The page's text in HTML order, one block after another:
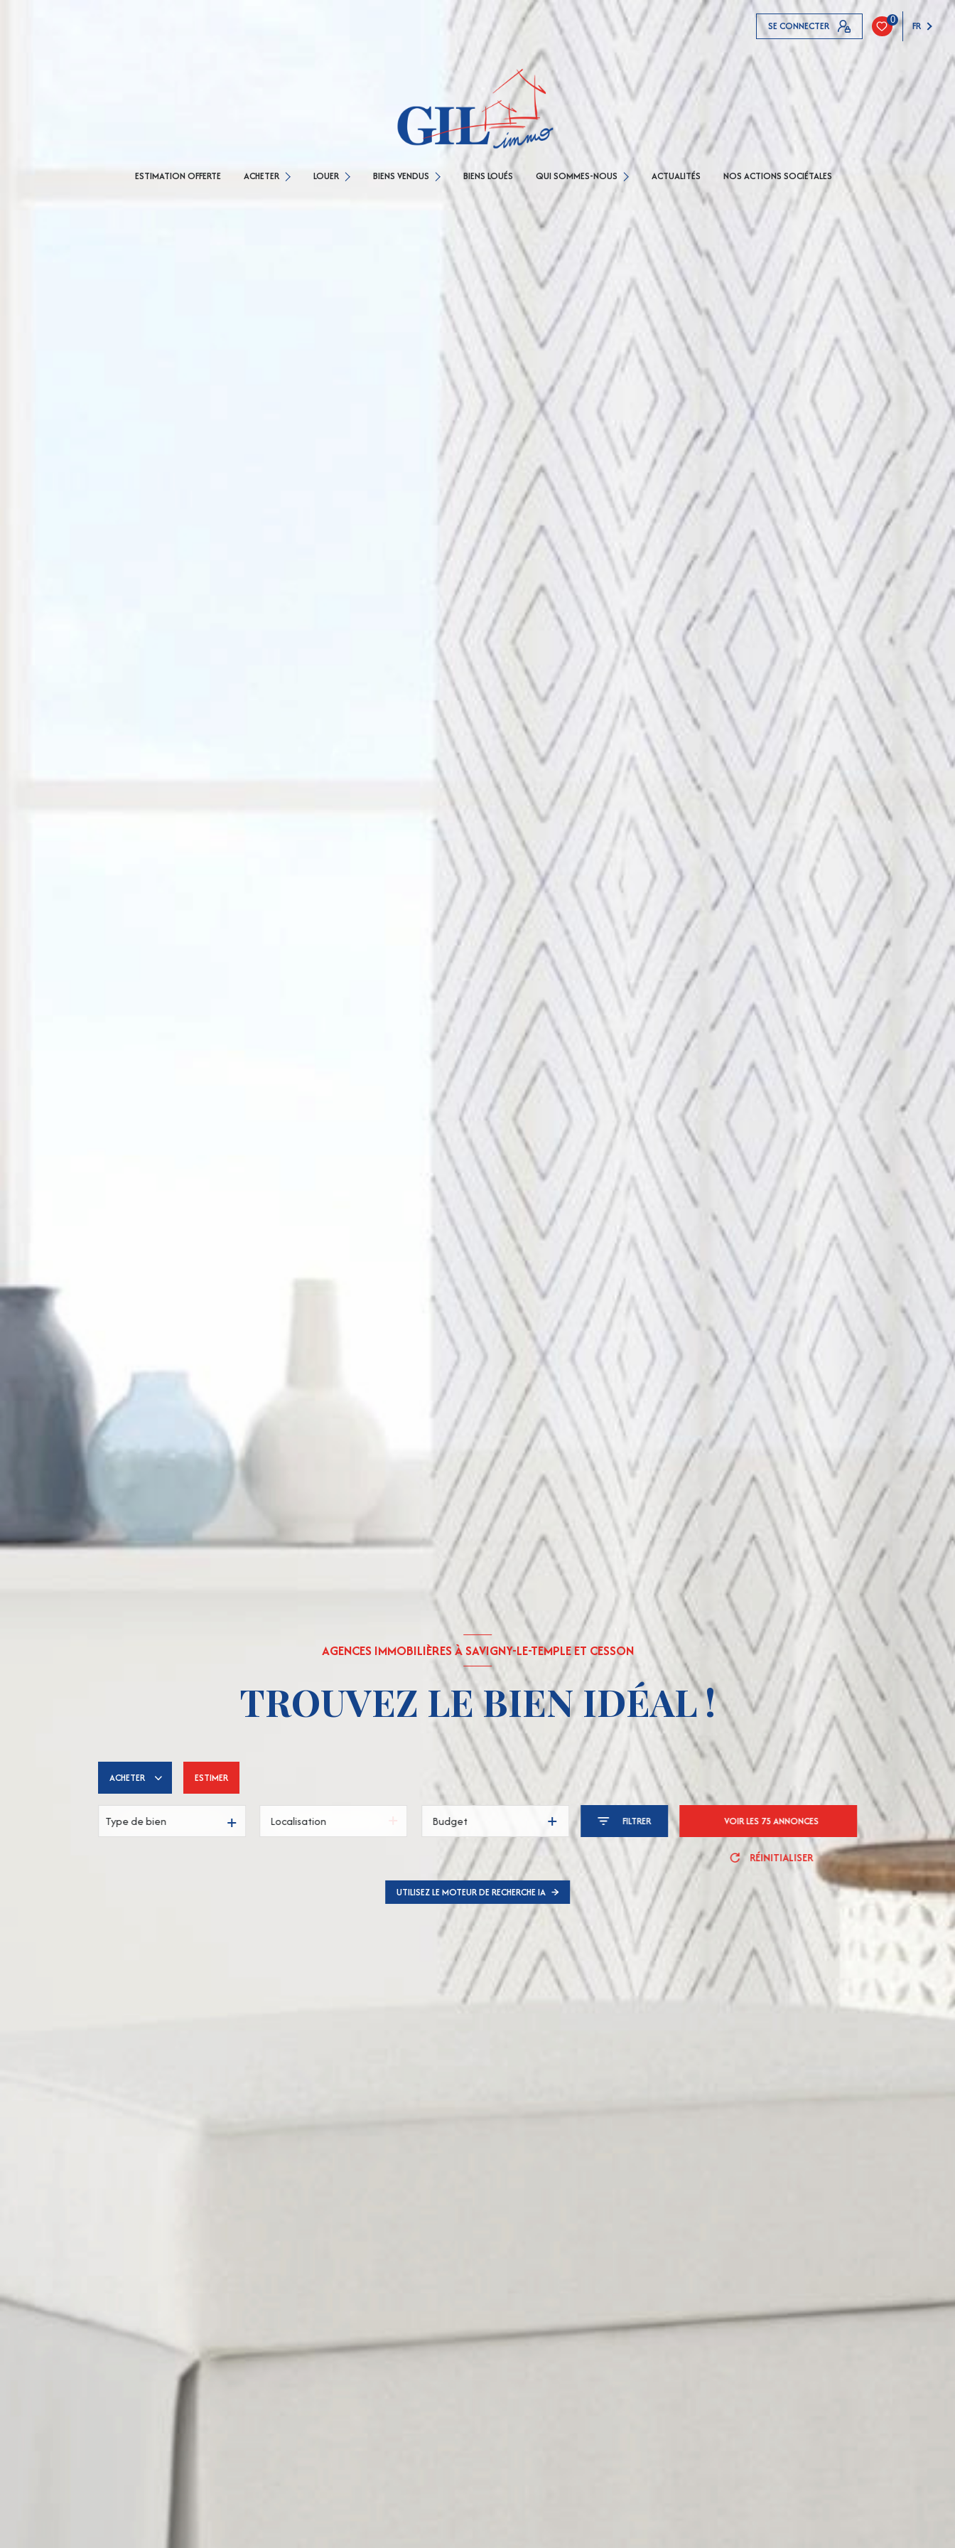
SE CONNECTER 0 FR
ESTIMATION OFFERTE ACHETER LOUER
MAISONS BIENS VENDUS
AGENCE CESSON
AGENCE SAVIGNY LE TEMPLE
BIENS LOUÉS QUI SOMMES-NOUS
NOS AGENCES
CONCIERGERIE
NOS PARTENAIRES
MENTIONS LÉGALES
ACTUALITÉS NOS ACTIONS SOCIÉTALES
AGENCES IMMOBILIÈRES À SAVIGNY-LE-TEMPLE ET CESSON
TROUVEZ LE BIEN IDÉAL !
ACHETER
De l'ancien
ESTIMER
Type de bien Budget FILTRER VOIR LES 75ANNONCES
RÉINITIALISER
UTILISEZ LE MOTEUR DE RECHERCHE IA